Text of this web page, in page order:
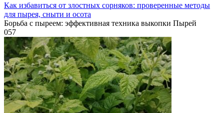
Как избавиться от злостных сорняков: проверенные методы
для пырея, сныти и осота
Борьба с пыреем: эффективная техника выкопки Пырей
057